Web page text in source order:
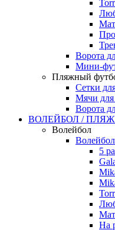
Ворота
Мини-
Пляжный
Сетки
Мячи для
Ворота
ВОЛЕЙБОЛ /
Волейбол
5
На